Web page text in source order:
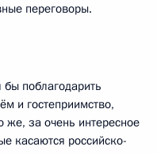
переговоры.
бы поблагодарить
и гостеприимство,
же, за очень интересное
касаются российско-